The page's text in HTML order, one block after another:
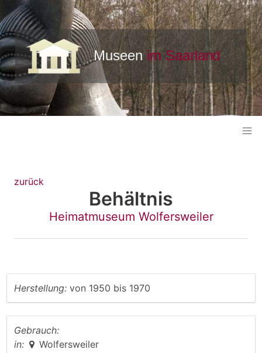
zurück
Behältnis
Heimatmuseum Wolfersweiler
Herstellung: von 1950 bis 1970
Gebrauch:
in:
Wolfersweiler